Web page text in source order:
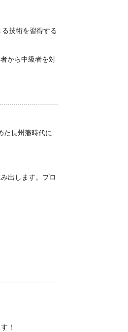
技術を習得する
から中級者を対
た長州藩時代に
出します。プロ
！